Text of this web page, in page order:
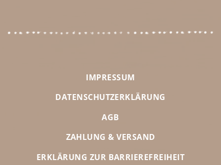
IMPRESSUM
DATENSCHUTZERKLÄRUNG
AGB
ZAHLUNG & VERSAND
ERKLÄRUNG ZUR BARRIEREFREIHEIT